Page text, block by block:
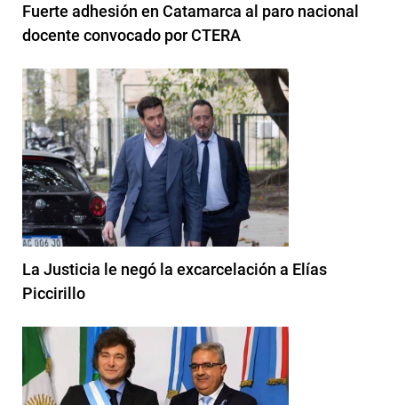
Fuerte adhesión en Catamarca al paro nacional
docente convocado por CTERA
La Justicia le negó la excarcelación a Elías
Piccirillo